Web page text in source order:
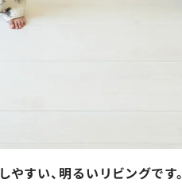
すい、明るいリビングです。